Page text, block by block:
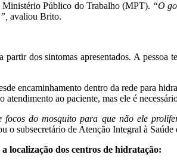
Ministério Público do Trabalho (MPT). “O
avaliou Brito.
dos sintomas apresentados. A pessoa
encaminhamento dentro da rede para
ao paciente, mas ele é
do mosquito para que não ele
o subsecretário de Atenção Integral à Saúde
localização dos centros de hidratação: